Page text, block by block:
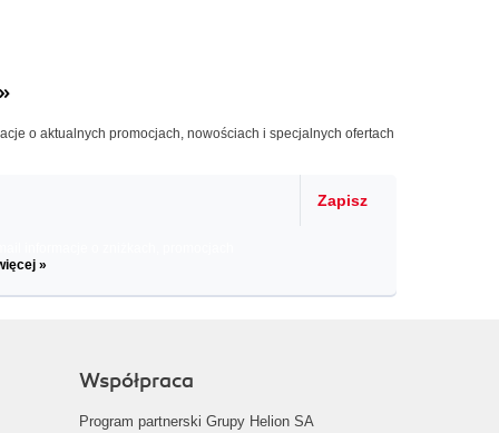
o aktualnych promocjach, nowościach i specjalnych ofertach
Zapisz
»
Współpraca
Program partnerski Grupy Helion SA